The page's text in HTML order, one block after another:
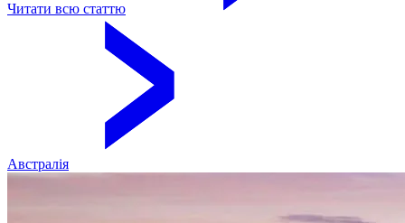
Читати всю статтю
Австралія